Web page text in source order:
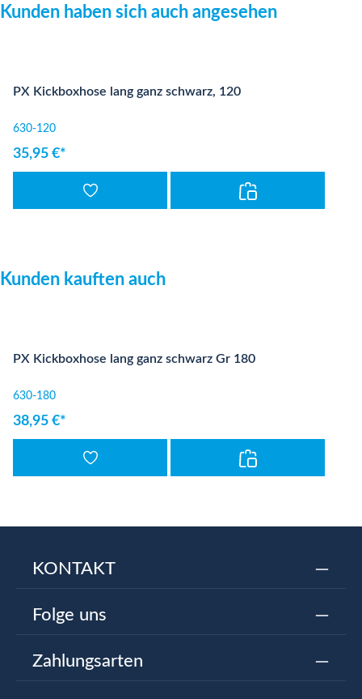
Produktgalerie überspringen
Kunden haben sich auch angesehen
PX Kickboxhose lang ganz schwarz, 120
630-120
35,95 €*
Produktgalerie überspringen
Kunden kauften auch
PX Kickboxhose lang ganz schwarz Gr 180
630-180
38,95 €*
KONTAKT
Folge uns
Zahlungsarten